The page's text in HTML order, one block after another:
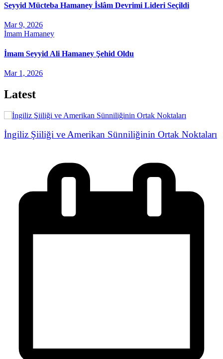
Seyyid Mücteba Hamaney İslâm Devrimi Lideri Seçildi
Mar 9, 2026
İmam Hamaney
İmam Seyyid Ali Hamaney Şehid Oldu
Mar 1, 2026
Latest
İngiliz Şiiliği ve Amerikan Sünniliğinin Ortak Noktaları